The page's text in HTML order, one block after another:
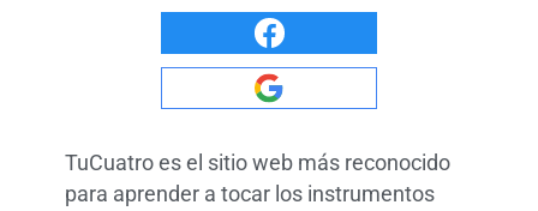
TuCuatro es el sitio web más reconocido
para aprender a tocar los instrumentos